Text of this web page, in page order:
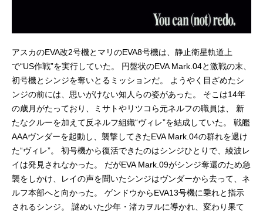
アスカのEVA改2号機とマリのEVA8号機は、静止衛星軌道上
で“US作戦”を実行していた。 円盤状のEVA Mark.04と激戦の末、
初号機とシンジを奪いとるミッションだ。 ようやく目ざめたシ
ンジの前には、思いがけない知人らの姿があった。 そこは14年
の歳月がたっており、ミサトやリツコら元ネルフの職員は、 新
たなクルーを加えて反ネルフ組織“ヴィレ”を結成していた。 戦艦
AAAヴンダーを起動し、襲撃してきたEVA Mark.04の群れを退け
た“ヴィレ”。 初号機から復活できたのはシンジひとりで、綾波レ
イは発見されなかった。 だがEVA Mark.09がシンジ奪還のため急
襲をしかけ、レイの声を聞いたシンジはヴンダーから去って、ネ
ルフ本部へと向かった。 ゲンドウからEVA13号機に乗れと指示
されるシンジ。 謎めいた少年・渚カヲルに導かれ、変わり果て